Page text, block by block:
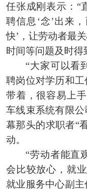
任张成刚表示：“
聘信息‘念’出来
快’，让劳动者最
时间等问题及时得
“大家可以看
聘岗位对学历和
带着，很容易上
车线束系统有限
幕那头的求职者“
动。
“劳动者能直
会比较放心，就
就业服务中心副